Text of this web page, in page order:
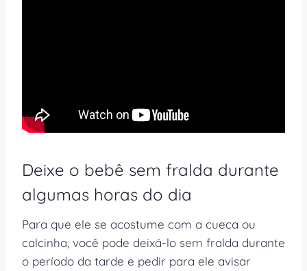
Deixe o bebê sem fralda durante
algumas horas do dia
Para que ele se acostume com a cueca ou
calcinha, você pode deixá-lo sem fralda durante
o período da tarde e pedir para ele avisar